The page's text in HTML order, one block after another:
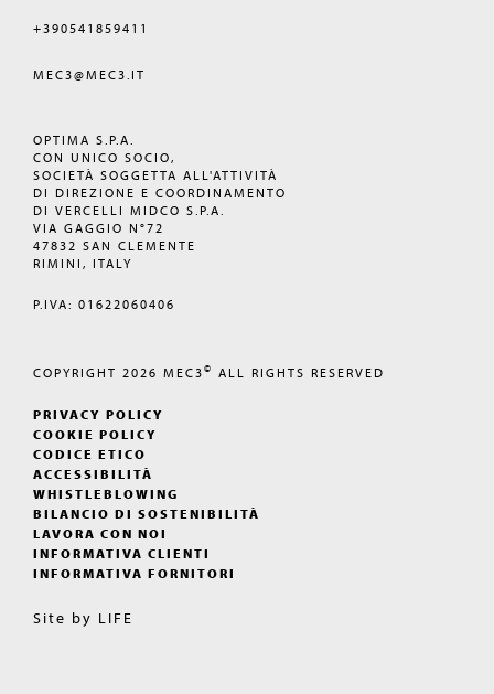
+390541859411
MEC3@MEC3.IT
OPTIMA S.P.A.
CON UNICO SOCIO,
SOCIETÀ SOGGETTA ALL'ATTIVITÀ
DI DIREZIONE E COORDINAMENTO
DI VERCELLI MIDCO S.P.A.
VIA GAGGIO N°72
47832 SAN CLEMENTE
RIMINI, ITALY
P.IVA: 01622060406
COPYRIGHT 2026 MEC3© ALL RIGHTS RESERVED
PRIVACY POLICY
COOKIE POLICY
CODICE ETICO
ACCESSIBILITÀ
WHISTLEBLOWING
BILANCIO DI SOSTENIBILITÀ
LAVORA CON NOI
INFORMATIVA CLIENTI
INFORMATIVA FORNITORI
Site by LIFE